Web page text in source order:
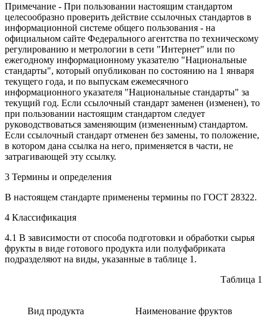
Примечание - При пользовании настоящим стандартом
целесообразно проверить действие ссылочных стандартов в
информационной системе общего пользования - на
официальном сайте Федерального агентства по техническому
регулированию и метрологии в сети "Интернет" или по
ежегодному информационному указателю "Национальные
стандарты", который опубликован по состоянию на 1 января
текущего года, и по выпускам ежемесячного
информационного указателя "Национальные стандарты" за
текущий год. Если ссылочный стандарт заменен (изменен), то
при пользовании настоящим стандартом следует
руководствоваться заменяющим (измененным) стандартом.
Если ссылочный стандарт отменен без замены, то положение,
в котором дана ссылка на него, применяется в части, не
затрагивающей эту ссылку.
3 Термины и определения
В настоящем стандарте применены термины по ГОСТ 28322.
4 Классификация
4.1 В зависимости от способа подготовки и обработки сырья
фрукты в виде готового продукта или полуфабриката
подразделяют на виды, указанные в таблице 1.
Таблица 1
Вид продукта Наименование фруктов